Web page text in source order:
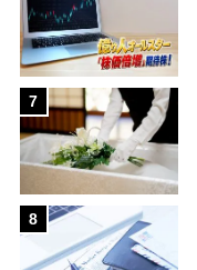
7
8